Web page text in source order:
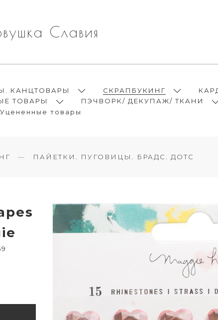
Славия
КАНЦТОВАРЫ СКРАПБУКИНГ
ТОВАРЫ ПЭЧВОРК/ ДЕКУПАЖ/ ТКАНИ
Уцененные товары
ПАЙЕТКИ. ПУГОВИЦЫ. БРАДС. ДОТС